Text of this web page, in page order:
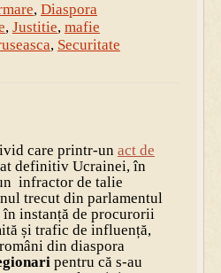
, Diaspora
, Justitie, mafie
, Securitate
care printr-un act de
definitiv Ucrainei, în
infractor de talie
trecut din parlamentul
instanță de procurorii
și trafic de influență,
din diaspora
pentru că s-au